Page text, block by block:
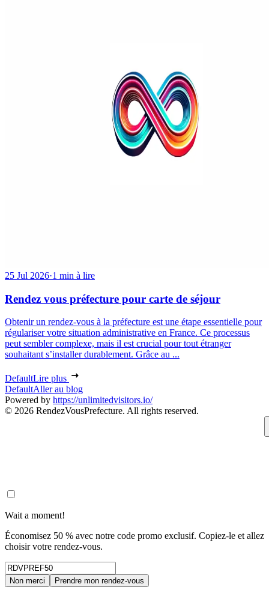
25 Jul 2026·1 min à lire
Rendez vous préfecture pour carte de séjour
Obtenir un rendez-vous à la préfecture est une étape essentielle pour
régulariser votre situation administrative en France. Ce processus
peut sembler complexe, mais il est crucial pour tout étranger
souhaitant s’installer durablement. Grâce au ...
DefaultLire plus
DefaultAller au blog
Powered by https://unlimitedvisitors.io/
© 2026 RendezVousPrefecture. All rights reserved.
Wait a moment!
Économisez 50 % avec notre code promo exclusif. Copiez-le et allez
choisir votre rendez-vous.
Non merci Prendre mon rendez-vous